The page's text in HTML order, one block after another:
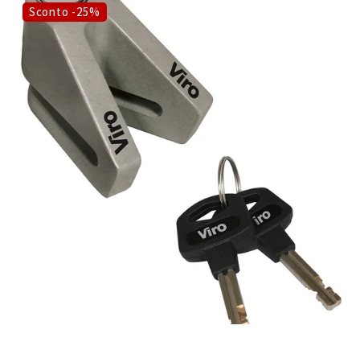
Sconto -25%